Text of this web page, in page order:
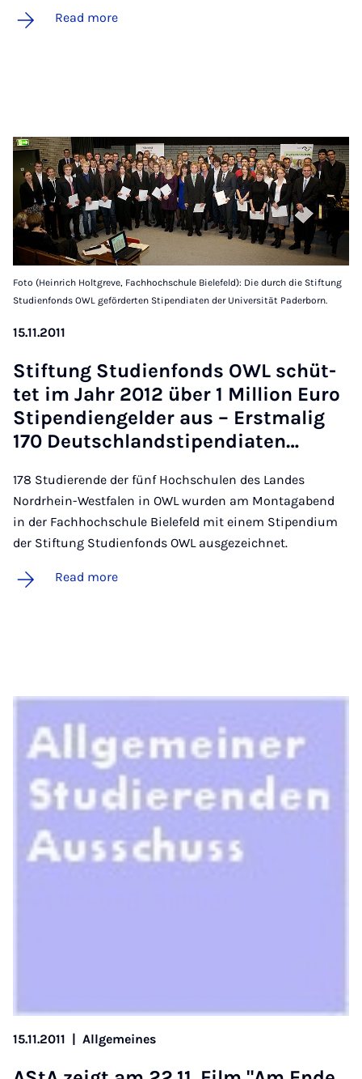
Read more
Foto (Heinrich Holtgreve, Fachhochschule Bielefeld): Die durch die Stiftung
Studienfonds OWL geförderten Stipendiaten der Universität Paderborn.
15.11.2011
Stif­tung Stud­i­en­fonds OWL schüt­
tet im Jahr 2012 über 1 Mil­lion Euro
Sti­pen­di­en­geld­er aus – Er­st­m­a­lig
170 Deutsch­land­sti­pen­di­aten…
178 Studierende der fünf Hochschulen des Landes
Nordrhein-Westfalen in OWL wurden am Montagabend
in der Fachhochschule Bielefeld mit einem Stipendium
der Stiftung Studienfonds OWL ausgezeichnet.
Read more
15.11.2011 | Allgemeines